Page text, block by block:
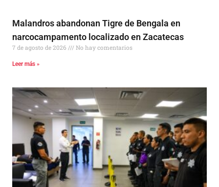
Malandros abandonan Tigre de Bengala en
narcocampamento localizado en Zacatecas
7 de agosto de 2026 No hay comentarios
Leer más »